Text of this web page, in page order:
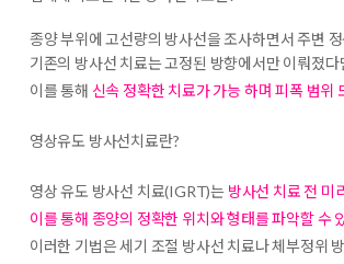
종양 부위에 고선량의 방사선을 조사하면서 주변
기존의 방사선 치료는 고정된 방향에서만 이뤄졌
이를 통해 신속 정확한 치료가 가능 하며 피폭 범위
영상유도 방사선치료란?
영상 유도 방사선 치료(IGRT)는 방사선 치료 전 미
이를 통해 종양의 정확한 위치와 형태를 파악할 수
이러한 기법은 세기 조절 방사선 치료나 체부정위